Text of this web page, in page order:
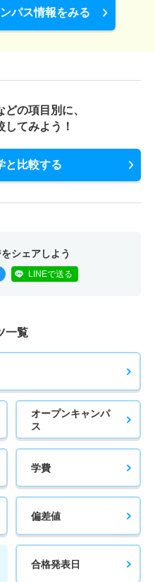
パス情報をみる
の項目別に、
してみよう！
と比較する
シェアしよう
LINEで送る
一覧
オープンキャンパ
ス
学費
偏差値
合格発表日